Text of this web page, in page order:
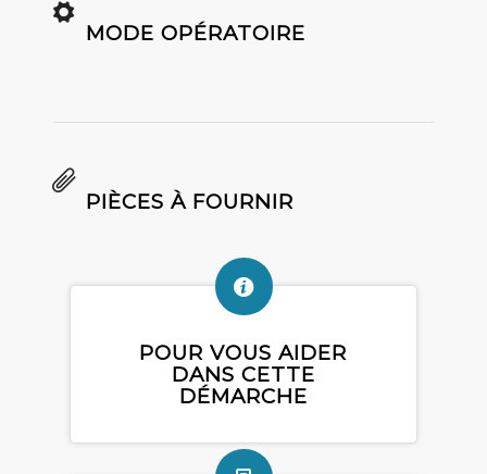
MODE OPÉRATOIRE
PIÈCES À FOURNIR
POUR VOUS AIDER
DANS CETTE
DÉMARCHE